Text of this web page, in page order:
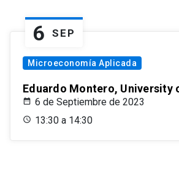
6 SEP
Microeconomía Aplicada
Eduardo Montero, University
6 de Septiembre de 2023
13:30 a 14:30